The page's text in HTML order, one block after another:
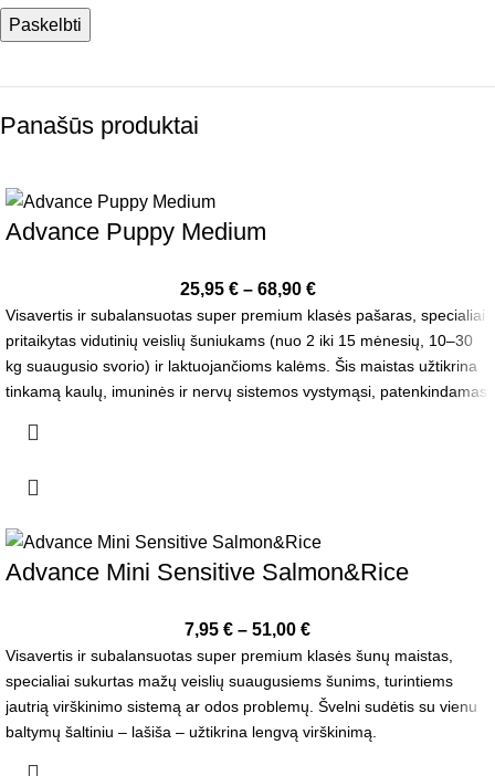
Panašūs produktai
Advance Puppy Medium
25,95 € – 68,90 €
Visavertis ir subalansuotas super premium klasės pašaras, specialiai
pritaikytas vidutinių veislių šuniukams (nuo 2 iki 15 mėnesių, 10–30
kg suaugusio svorio) ir laktuojančioms kalėms. Šis maistas užtikrina
tinkamą kaulų, imuninės ir nervų sistemos vystymąsi, patenkindamas
Advance Mini Sensitive Salmon&Rice
7,95 € – 51,00 €
Visavertis ir subalansuotas super premium klasės šunų maistas,
specialiai sukurtas mažų veislių suaugusiems šunims, turintiems
jautrią virškinimo sistemą ar odos problemų. Švelni sudėtis su vienu
baltymų šaltiniu – lašiša – užtikrina lengvą virškinimą.